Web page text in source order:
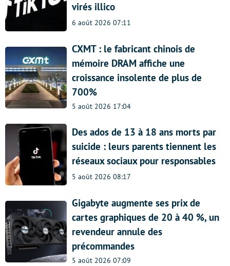
virés illico
6 août 2026 07:11
CXMT : le fabricant chinois de
mémoire DRAM affiche une
croissance insolente de plus de
700%
5 août 2026 17:04
Des ados de 13 à 18 ans morts par
suicide : leurs parents tiennent les
réseaux sociaux pour responsables
5 août 2026 08:17
Gigabyte augmente ses prix de
cartes graphiques de 20 à 40 %, un
revendeur annule des
précommandes
5 août 2026 07:09